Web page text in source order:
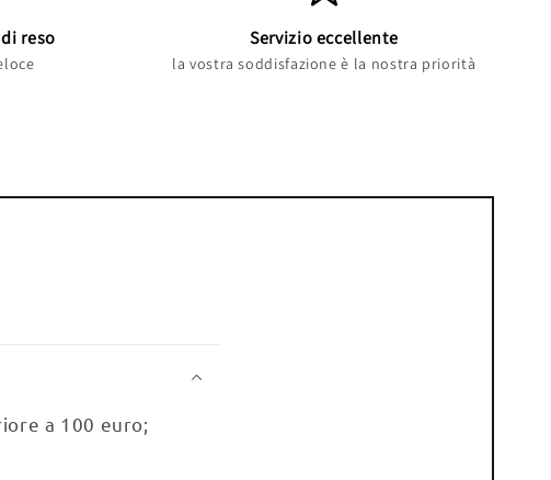
reso Servizio eccellente
la vostra soddisfazione è la nostra priorità
a 100 euro;